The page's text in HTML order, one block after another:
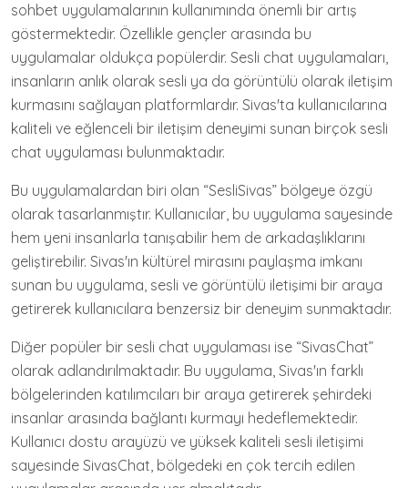
sohbet uygulamalarının kullanımında önemli bir artış
göstermektedir. Özellikle gençler arasında bu
uygulamalar oldukça popülerdir. Sesli chat uygulamaları,
insanların anlık olarak sesli ya da görüntülü olarak iletişim
kurmasını sağlayan platformlardır. Sivas'ta kullanıcılarına
kaliteli ve eğlenceli bir iletişim deneyimi sunan birçok sesli
chat uygulaması bulunmaktadır.
Bu uygulamalardan biri olan “SesliSivas” bölgeye özgü
olarak tasarlanmıştır. Kullanıcılar, bu uygulama sayesinde
hem yeni insanlarla tanışabilir hem de arkadaşlıklarını
geliştirebilir. Sivas'ın kültürel mirasını paylaşma imkanı
sunan bu uygulama, sesli ve görüntülü iletişimi bir araya
getirerek kullanıcılara benzersiz bir deneyim sunmaktadır.
Diğer popüler bir sesli chat uygulaması ise “SivasChat”
olarak adlandırılmaktadır. Bu uygulama, Sivas'ın farklı
bölgelerinden katılımcıları bir araya getirerek şehirdeki
insanlar arasında bağlantı kurmayı hedeflemektedir.
Kullanıcı dostu arayüzü ve yüksek kaliteli sesli iletişimi
sayesinde SivasChat, bölgedeki en çok tercih edilen